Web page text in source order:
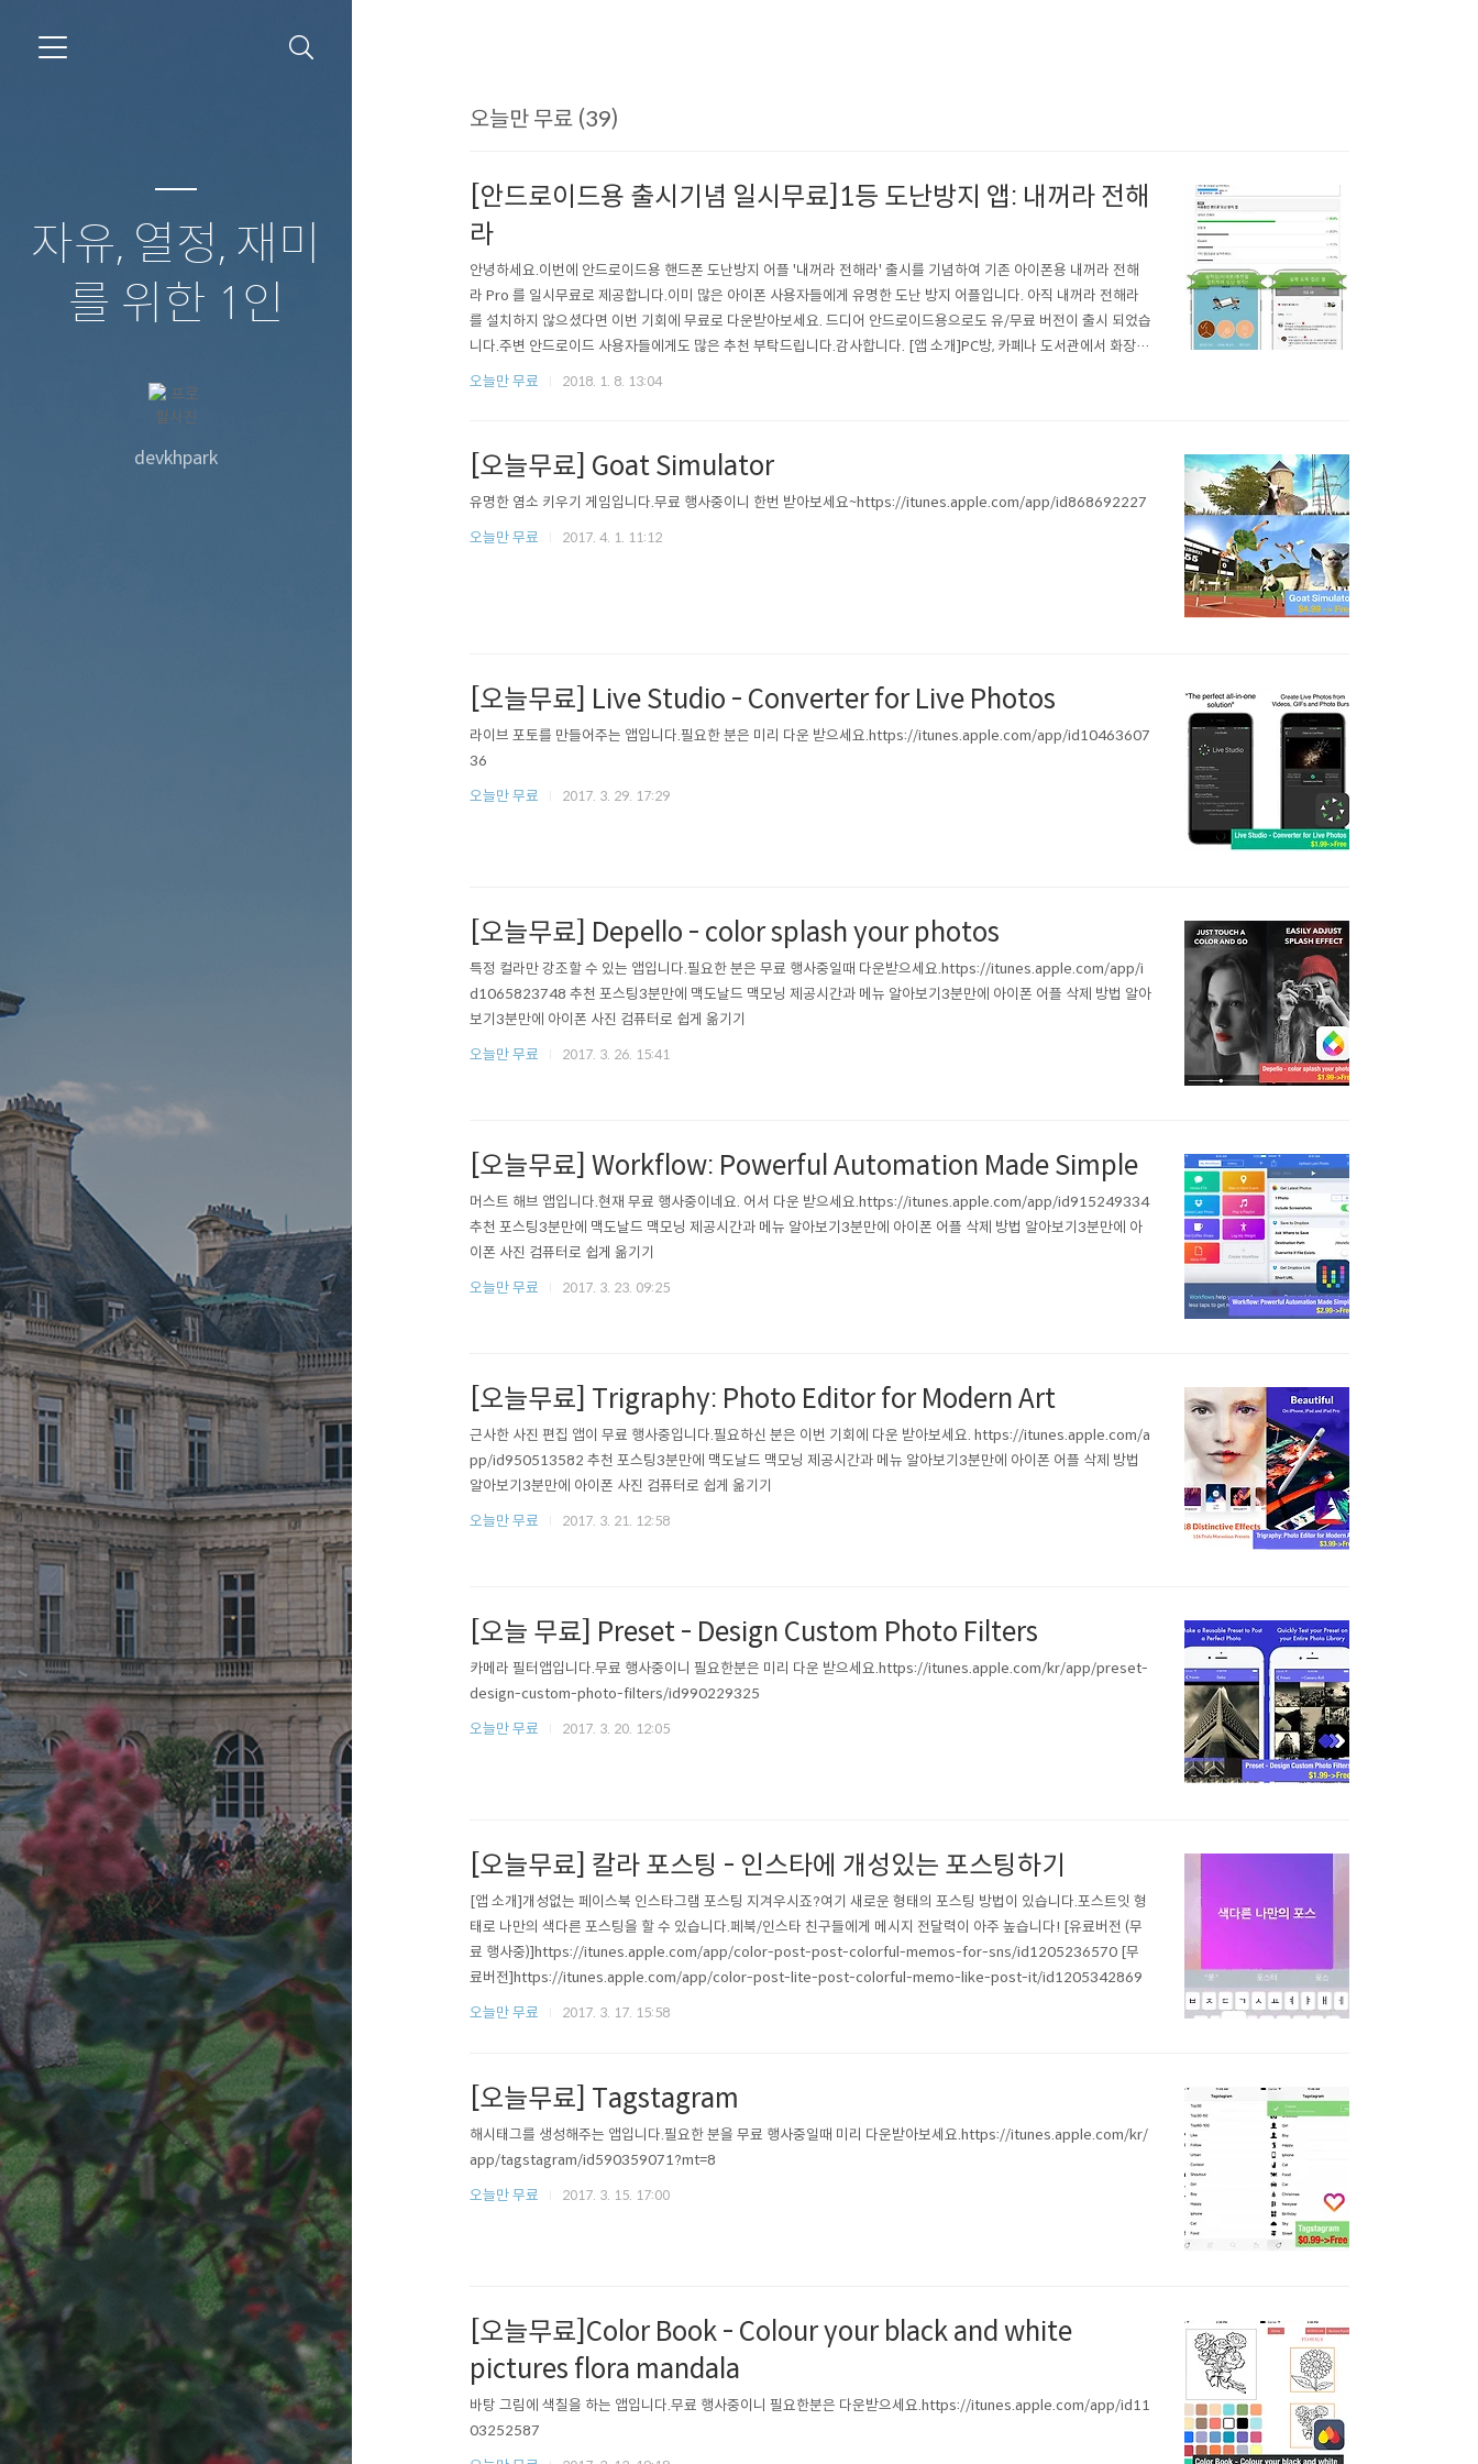
자유, 열정, 재미
를 위한 1인
devkhpark
오늘만 무료 (39)
[안드로이드용 출시기념 일시무료]1등 도난방지 앱: 내꺼라 전해
라
안녕하세요.이번에 안드로이드용 핸드폰 도난방지 어플 '내꺼라 전해라' 출시를 기념하여 기존 아이폰용 내꺼라 전해
라 Pro 를 일시무료로 제공합니다.이미 많은 아이폰 사용자들에게 유명한 도난 방지 어플입니다. 아직 내꺼라 전해라
를 설치하지 않으셨다면 이번 기회에 무료로 다운받아보세요. 드디어 안드로이드용으로도 유/무료 버전이 출시 되었습
니다.주변 안드로이드 사용자들에게도 많은 추천 부탁드립니다.감사합니다. [앱 소개]PC방, 카폐나 도서관에서 화장실
을 가거나 잠시 자리를 비워야 할 경우, 값 비싼 아이폰/아이패드를 도난 당한다면... 생각하기도 싫습니다.대한민국 대
오늘만 무료 2018. 1. 8. 13:04
[오늘무료] Goat Simulator
유명한 염소 키우기 게임입니다.무료 행사중이니 한번 받아보세요~https://itunes.apple.com/app/id868692227
오늘만 무료
2017. 4. 1. 11:12
[오늘무료] Live Studio - Converter for Live Photos
라이브 포토를 만들어주는 앱입니다.필요한 분은 미리 다운 받으세요.https://itunes.apple.com/app/id10463607
36
오늘만 무료
2017. 3. 29. 17:29
[오늘무료] Depello - color splash your photos
특정 컬라만 강조할 수 있는 앱입니다.필요한 분은 무료 행사중일때 다운받으세요.https://itunes.apple.com/app/i
d1065823748 추천 포스팅3분만에 맥도날드 맥모닝 제공시간과 메뉴 알아보기3분만에 아이폰 어플 삭제 방법 알아
보기3분만에 아이폰 사진 컴퓨터로 쉽게 옮기기
오늘만 무료
2017. 3. 26. 15:41
[오늘무료] Workflow: Powerful Automation Made Simple
머스트 해브 앱입니다.현재 무료 행사중이네요. 어서 다운 받으세요.https://itunes.apple.com/app/id915249334
추천 포스팅3분만에 맥도날드 맥모닝 제공시간과 메뉴 알아보기3분만에 아이폰 어플 삭제 방법 알아보기3분만에 아
이폰 사진 컴퓨터로 쉽게 옮기기
오늘만 무료
2017. 3. 23. 09:25
[오늘무료] Trigraphy: Photo Editor for Modern Art
근사한 사진 편집 앱이 무료 행사중입니다.필요하신 분은 이번 기회에 다운 받아보세요. https://itunes.apple.com/a
pp/id950513582 추천 포스팅3분만에 맥도날드 맥모닝 제공시간과 메뉴 알아보기3분만에 아이폰 어플 삭제 방법
알아보기3분만에 아이폰 사진 컴퓨터로 쉽게 옮기기
오늘만 무료
2017. 3. 21. 12:58
[오늘 무료] Preset - Design Custom Photo Filters
카메라 필터앱입니다.무료 행사중이니 필요한분은 미리 다운 받으세요.https://itunes.apple.com/kr/app/preset-
design-custom-photo-filters/id990229325
오늘만 무료
2017. 3. 20. 12:05
[오늘무료] 칼라 포스팅 - 인스타에 개성있는 포스팅하기
[앱 소개]개성없는 페이스북 인스타그램 포스팅 지겨우시죠?여기 새로운 형태의 포스팅 방법이 있습니다.포스트잇 형
태로 나만의 색다른 포스팅을 할 수 있습니다.페북/인스타 친구들에게 메시지 전달력이 아주 높습니다! [유료버전 (무
료 행사중)]https://itunes.apple.com/app/color-post-post-colorful-memos-for-sns/id1205236570 [무
료버전]https://itunes.apple.com/app/color-post-lite-post-colorful-memo-like-post-it/id1205342869
오늘만 무료
2017. 3. 17. 15:58
[오늘무료] Tagstagram
해시태그를 생성해주는 앱입니다.필요한 분을 무료 행사중일때 미리 다운받아보세요.https://itunes.apple.com/kr/
app/tagstagram/id590359071?mt=8
오늘만 무료
2017. 3. 15. 17:00
[오늘무료]Color Book - Colour your black and white
pictures flora mandala
바탕 그림에 색칠을 하는 앱입니다.무료 행사중이니 필요한분은 다운받으세요.https://itunes.apple.com/app/id11
03252587